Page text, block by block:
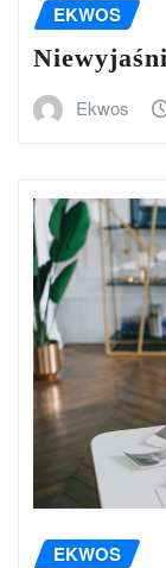
EKWOS
Ekwos
EKWOS